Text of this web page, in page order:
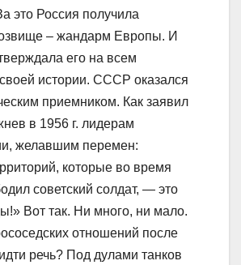
это Россия получила
– жандарм Европы. И
его на всем
истории. СССР оказался
приемником. Как заявил
в 1956 г. лидерам
желавшим перемен:
которые во время
советский солдат, — это
Вот так. Ни много, ни мало.
отношений после
речь? Под дулами танков